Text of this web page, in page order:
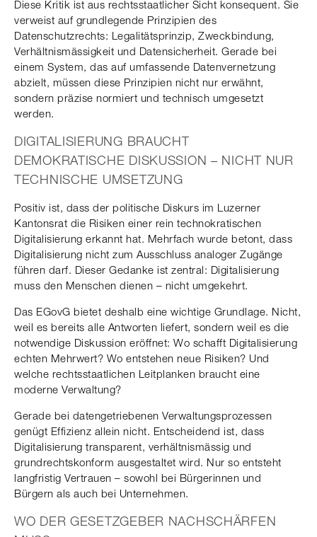
Diese Kritik ist aus rechtsstaatlicher Sicht konsequent. Sie
verweist auf grundlegende Prinzipien des
Datenschutzrechts: Legalitätsprinzip, Zweckbindung,
Verhältnismässigkeit und Datensicherheit. Gerade bei
einem System, das auf umfassende Datenvernetzung
abzielt, müssen diese Prinzipien nicht nur erwähnt,
sondern präzise normiert und technisch umgesetzt
werden.
DIGITALISIERUNG BRAUCHT
DEMOKRATISCHE DISKUSSION – NICHT NUR
TECHNISCHE UMSETZUNG
Positiv ist, dass der politische Diskurs im Luzerner
Kantonsrat die Risiken einer rein technokratischen
Digitalisierung erkannt hat. Mehrfach wurde betont, dass
Digitalisierung nicht zum Ausschluss analoger Zugänge
führen darf. Dieser Gedanke ist zentral: Digitalisierung
muss den Menschen dienen – nicht umgekehrt.
Das EGovG bietet deshalb eine wichtige Grundlage. Nicht,
weil es bereits alle Antworten liefert, sondern weil es die
notwendige Diskussion eröffnet: Wo schafft Digitalisierung
echten Mehrwert? Wo entstehen neue Risiken? Und
welche rechtsstaatlichen Leitplanken braucht eine
moderne Verwaltung?
Gerade bei datengetriebenen Verwaltungsprozessen
genügt Effizienz allein nicht. Entscheidend ist, dass
Digitalisierung transparent, verhältnismässig und
grundrechtskonform ausgestaltet wird. Nur so entsteht
langfristig Vertrauen – sowohl bei Bürgerinnen und
Bürgern als auch bei Unternehmen.
WO DER GESETZGEBER NACHSCHÄRFEN